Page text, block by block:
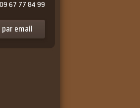
09 67 77 84 99
email